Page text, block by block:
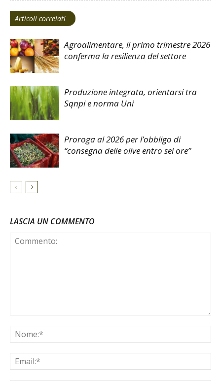
Articoli correlati
Agroalimentare, il primo trimestre 2026
conferma la resilienza del settore
Produzione integrata, orientarsi tra
Sqnpi e norma Uni
Proroga al 2026 per l’obbligo di
“consegna delle olive entro sei ore”
LASCIA UN COMMENTO